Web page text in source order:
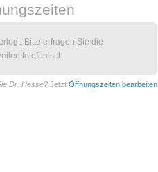
Bitte erfragen Sie die
telefonisch.
Dr. Hesse? Jetzt Öffnungszeiten bearbeiten